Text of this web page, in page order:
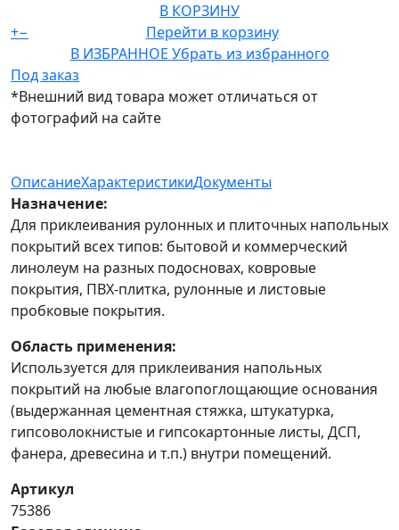
В КОРЗИНУ
+−
Перейти в корзину
В ИЗБРАННОЕ Убрать из избранного
Под заказ
*Внешний вид товара может отличаться от
фотографий на сайте
ОписаниеХарактеристикиДокументы
Назначение:
Для приклеивания рулонных и плиточных напольных
покрытий всех типов: бытовой и коммерческий
линолеум на разных подосновах, ковровые
покрытия, ПВХ-плитка, рулонные и листовые
пробковые покрытия.
Область применения:
Используется для приклеивания напольных
покрытий на любые влагопоглощающие основания
(выдержанная цементная стяжка, штукатурка,
гипсоволокнистые и гипсокартонные листы, ДСП,
фанера, древесина и т.п.) внутри помещений.
Артикул
75386